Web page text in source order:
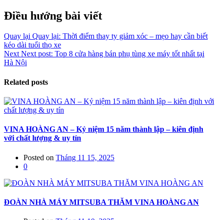
Điều hướng bài viết
Quay lại Quay lại: Thời điểm thay ty giảm xóc – mẹo hay cần biết
kéo dài tuổi thọ xe
Next Next post: Top 8 cửa hàng bán phụ tùng xe máy tốt nhất tại
Hà Nội
Related posts
VINA HOÀNG AN – Kỷ niệm 15 năm thành lập – kiên định
với chất lượng & uy tín
Posted on Tháng 11 15, 2025
0
ĐOÀN NHÀ MÁY MITSUBA THĂM VINA HOÀNG AN